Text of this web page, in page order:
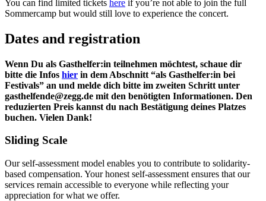
You can find limited tickets here if you’re not able to join the full
Sommercamp but would still love to experience the concert.
Dates and registration
Wenn Du als Gasthelfer:in teilnehmen möchtest, schaue dir
bitte die Infos hier in dem Abschnitt “als Gasthelfer:in bei
Festivals” an und melde dich bitte im zweiten Schritt unter
mit den benötigten Informationen. Den
reduzierten Preis kannst du nach Bestätigung deines Platzes
buchen. Vielen Dank!
Sliding Scale
Our self-assessment model enables you to contribute to solidarity-
based compensation. Your honest self-assessment ensures that our
services remain accessible to everyone while reflecting your
appreciation for what we offer.